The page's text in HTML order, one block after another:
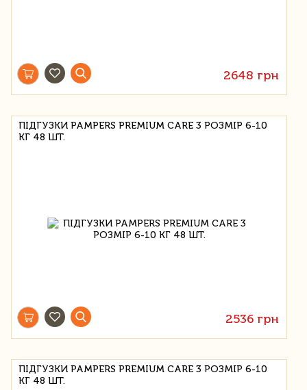
2648 грн
ПІДГУЗКИ PAMPERS PREMIUM CARE 3 РОЗМІР 6-10
КГ 48 ШТ.
2536 грн
ПІДГУЗКИ PAMPERS PREMIUM CARE 3 РОЗМІР 6-10
КГ 48 ШТ.